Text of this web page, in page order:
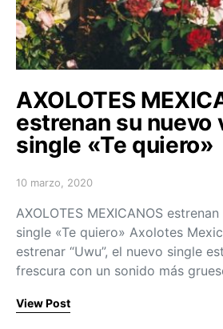
AXOLOTES
estrenan su nuevo
single «Te quiero»
Posted on
10 marzo, 2020
AXOLOTES MEXICANOS
single «Te quiero» Axolotes
estrenar “Uwu”, el nuevo single
frescura con un sonido más
View Post